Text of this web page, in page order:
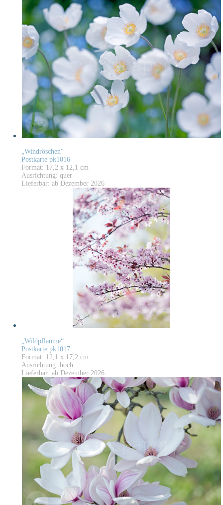
„Windröschen“
Postkarte pk1016
Format: 17,2 x 12,1 cm
Ausrichtung: quer
Lieferbar: ab Dezember 2026
„Wildpflaume“
Postkarte pk1017
Format: 12,1 x 17,2 cm
Ausrichtung: hoch
Lieferbar: ab Dezember 2026